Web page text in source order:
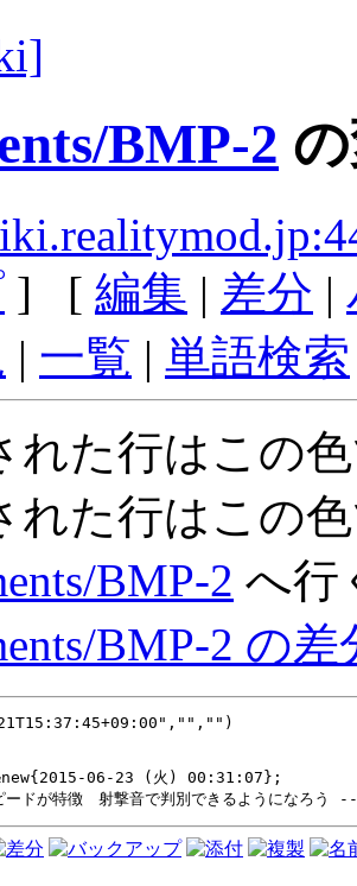
BMP-2
] [ 編集 | 差分 |
| 一覧 | 単語検索
れた行はこの色
れた行はこの色
BMP-2 へ行
BMP-2 の
ピードが特徴　射撃音で判別できるように